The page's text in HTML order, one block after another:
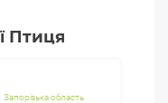
Птиця
Запорізька область